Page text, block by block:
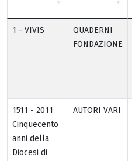
1 - VIVIS
QUADERNI
FONDAZIONE
1511 - 2011
Cinquecento
anni della
Diocesi di
AUTORI VARI